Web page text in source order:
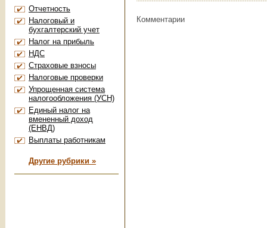
Отчетность
Налоговый и
бухгалтерский учет
Налог на прибыль
НДС
Страховые взносы
Налоговые проверки
Упрощенная система
налогообложения (УСН)
Единый налог на
вмененный доход
(ЕНВД)
Выплаты работникам
Другие рубрики »
Комментарии